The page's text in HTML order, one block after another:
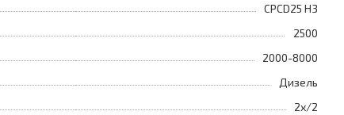
CPCD25 H3
2500
2000-8000
Дизель
2х/2